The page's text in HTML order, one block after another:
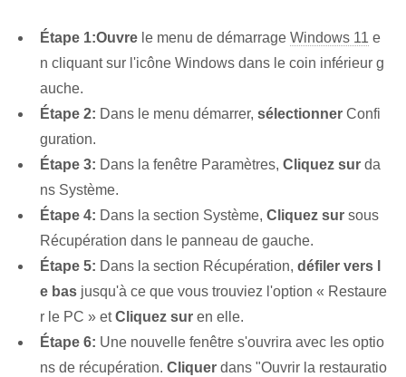
Étape 1:Ouvre le menu de démarrage Windows 11 e
n cliquant sur l'icône Windows dans le coin inférieur g
auche.
Étape 2: Dans le menu démarrer, sélectionner Confi
guration.
Étape 3: Dans la fenêtre Paramètres, Cliquez sur da
ns Système.
Étape 4: Dans la section Système, Cliquez sur sous
Récupération dans le panneau de gauche.
Étape 5: Dans la section Récupération, défiler vers l
e bas jusqu'à ce que vous trouviez l'option « Restaure
r le PC » etCliquez sur en elle.
Étape 6: Une nouvelle fenêtre s'ouvrira avec les optio
ns de récupération. Cliquer dans "Ouvrir la restauratio